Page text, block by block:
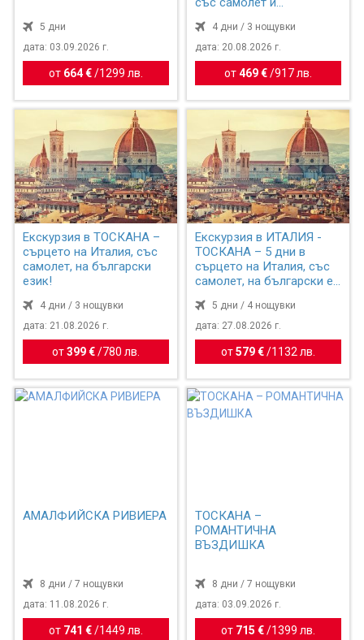
5 дни
дата: 03.09.2026 г.
от 664 € / 1299 лв.
4 дни / 3 нощувки
дата: 20.08.2026 г.
от469 €/917 лв.
Екскурзия в ТОСКАНА –
сърцето на Италия, със
самолет, на български
език!
4 дни / 3 нощувки
дата: 21.08.2026 г.
от399 € / 780 лв.
Екскурзия в ИТАЛИЯ -
ТОСКАНА – 5 дни в
сърцето на Италия, със
самолет, на български е...
5 дни / 4 нощувки
дата: 27.08.2026 г.
от579 €/ 1132 лв.
АМАЛФИЙСКА РИВИЕРА
8 дни / 7 нощувки
дата: 11.08.2026 г.
от 741 € / 1449 лв.
ТОСКАНА –
РОМАНТИЧНА
ВЪЗДИШКА
8 дни / 7 нощувки
дата: 03.09.2026 г.
от 715 €/ 1399 лв.